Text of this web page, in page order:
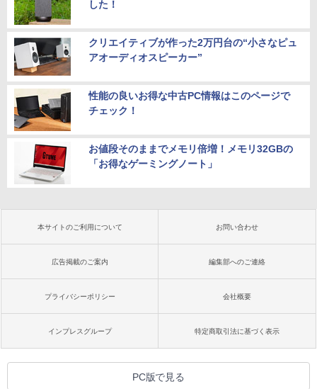
した！
クリエイティブが作った2万円台の“小さなピュ
アオーディオスピーカー”
性能の良いお得な中古PC情報はこのページで
チェック！
お値段そのままでメモリ倍増！メモリ32GBの
「お得なゲーミングノート」
本サイトのご利用について お問い合わせ
広告掲載のご案内 編集部へのご連絡
プライバシーポリシー 会社概要
インプレスグループ 特定商取引法に基づく表示
PC版で見る